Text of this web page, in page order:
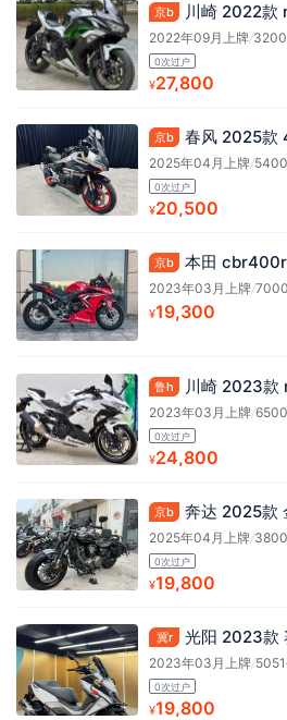
京b 川崎 2022款
2022年09月上牌/3200
0次过户
¥27,800
京b 春风 2025款
2025年04月上牌/
0次过户
¥20,500
京b 本田 cbr400r
2023年03月上牌/
¥19,300
鲁h 川崎 2023款
2023年03月上牌/
0次过户
¥24,800
京b 奔达 2025款
2025年04月上牌/
0次过户
¥19,800
冀r 光阳 2023款
2023年03月上牌/5051
0次过户
¥19,800